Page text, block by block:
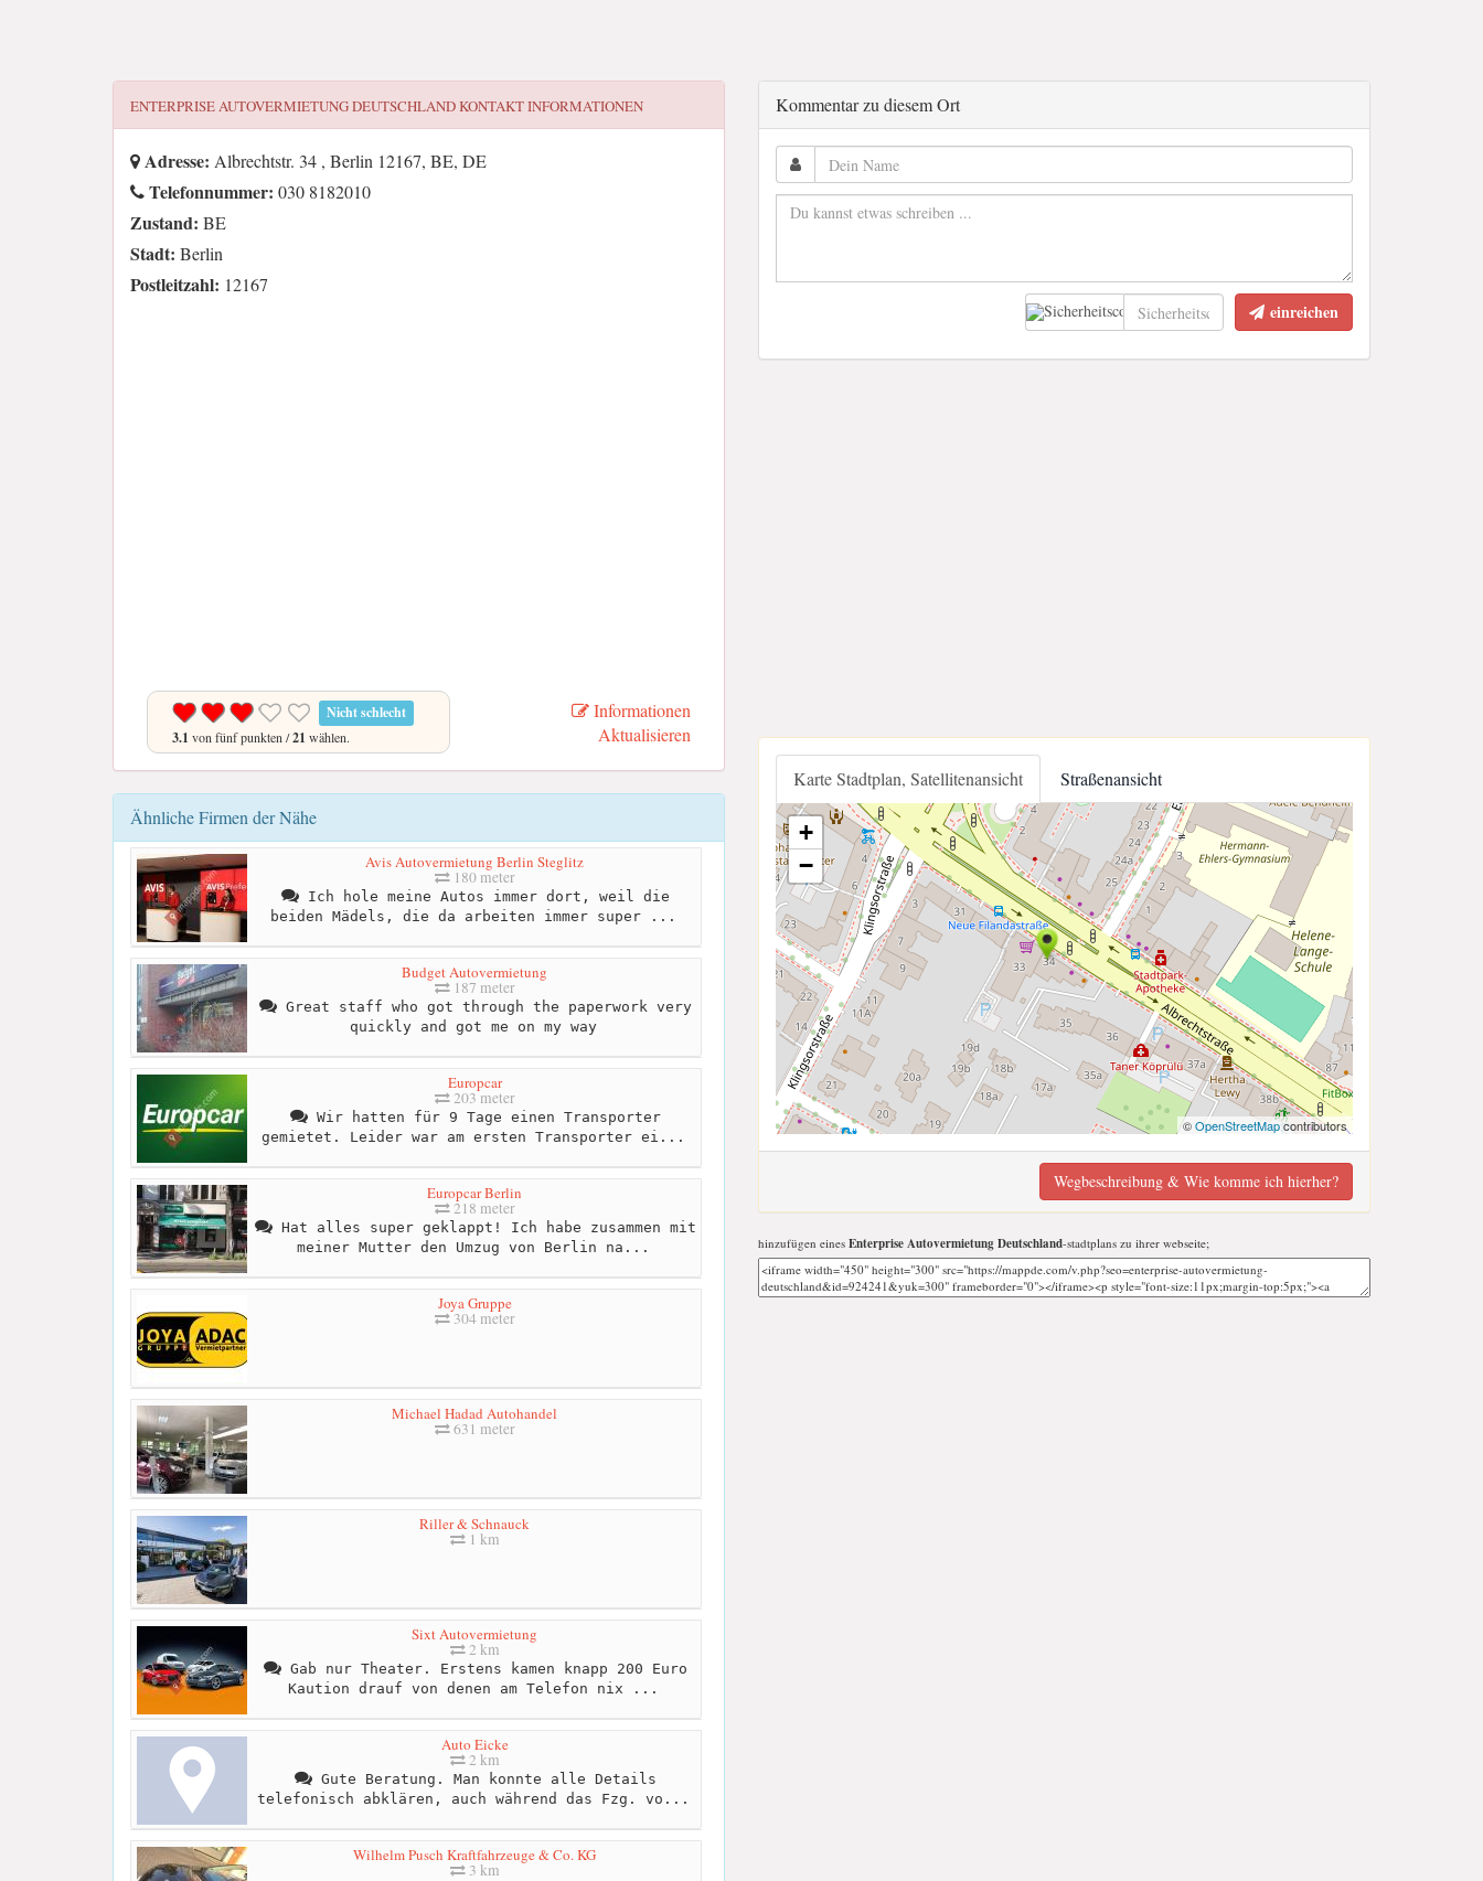
ENTERPRISE AUTOVERMIETUNG DEUTSCHLANDKONTAKT INFORMATIONEN
Adresse: Albrechtstr. 34 , Berlin 12167, BE, DE
Telefonnummer: 030 8182010
Zustand: BE
Stadt: Berlin
Postleitzahl: 12167
Nicht schlecht
3.1 von fünf punkten /21 wählen.
Informationen
Aktualisieren
Ähnliche Firmen der Nähe
Avis Autovermietung Berlin Steglitz
180 meter
Ich hole meine Autos immer dort, weil die
beiden Mädels, die da arbeiten immer super ...
Budget Autovermietung
187 meter
Great staff who got through the paperwork very
quickly and got me on my way
Europcar
203 meter
Wir hatten für 9 Tage einen Transporter
gemietet. Leider war am ersten Transporter ei...
Europcar Berlin
218 meter
Hat alles super geklappt! Ich habe zusammen mit
meiner Mutter den Umzug von Berlin na...
Joya Gruppe
304 meter
Michael Hadad Autohandel
631 meter
Riller & Schnauck
1 km
Sixt Autovermietung
2 km
Gab nur Theater. Erstens kamen knapp 200 Euro
Kaution drauf von denen am Telefon nix ...
Auto Eicke
2 km
Gute Beratung. Man konnte alle Details
telefonisch abklären, auch während das Fzg. vo...
Wilhelm Pusch Kraftfahrzeuge & Co. KG
3 km
Kommentar zu diesem Ort
einreichen
Karte Stadtplan, Satellitenansicht Straßenansicht
+
−
©OpenStreetMapcontributors
Wegbeschreibung & Wie komme ich hierher?
hinzufügen eines Enterprise Autovermietung Deutschland-stadtplans zu ihrer webseite;